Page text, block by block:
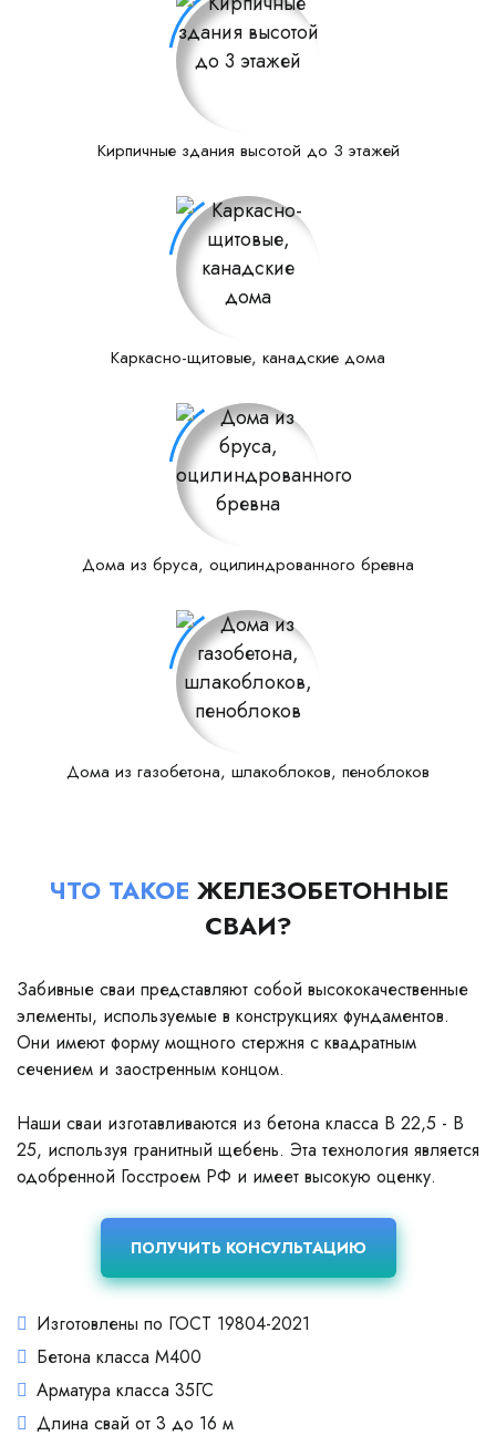
Кирпичные здания высотой до 3 этажей
Каркасно-щитовые, канадские дома
Дома из бруса, оцилиндрованного бревна
Дома из газобетона, шлакоблоков, пеноблоков
ЧТО ТАКОЕ ЖЕЛЕЗОБЕТОННЫЕ
СВАИ?
Забивные сваи представляют собой высококачественные
элементы, используемые в конструкциях фундаментов.
Они имеют форму мощного стержня с квадратным
сечением и заостренным концом.
Наши сваи изготавливаются из бетона класса В 22,5 - В
25, используя гранитный щебень. Эта технология является
одобренной Госстроем РФ и имеет высокую оценку.
ПОЛУЧИТЬ КОНСУЛЬТАЦИЮ
Изготовлены по ГОСТ 19804-2021
Бетона класса М400
Арматура класса 35ГС
Длина свай от 3 до 16 м